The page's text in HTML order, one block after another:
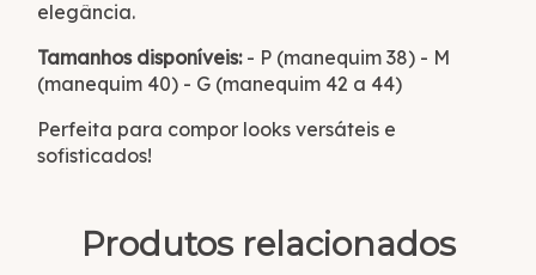
elegância.
Tamanhos disponíveis:- P (manequim 38) - M
(manequim 40) - G (manequim 42 a 44)
Perfeita para compor looks versáteis e
sofisticados!
Produtos relacionados